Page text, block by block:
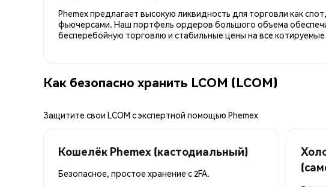
Phemex предлагает высокую ликвидность для торговли как
фьючерсами. Наш портфель ордеров большого объема
бесперебойную торговлю и стабильные цены на все
Как безопасно хранить LCOM (LCOM)
Защитите свои LCOM с экспертной помощью Phemex
Кошелёк Phemex (кастодиальный)
Безопасное, простое хранение с 2FA.